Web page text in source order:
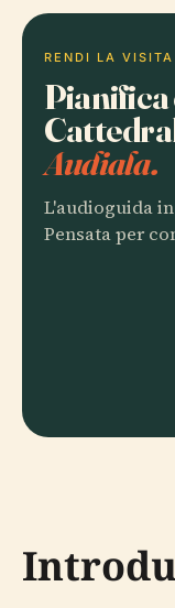
RENDI LA VISITA
Pianifica
Audiala.
L'audioguida
Pensata per